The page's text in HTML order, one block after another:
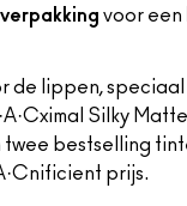
voor een
de lippen,
Silky
bestselling
prijs.